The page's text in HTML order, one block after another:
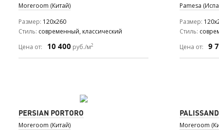
Moreroom (Китай)
Размер 120x260
Стиль современный, классический
Цена от:
10 400 руб./м2
Pamesa
Размер
Стиль
Цена от:
9
PERSIAN PORTORO
Moreroom (Китай)
Moreroom